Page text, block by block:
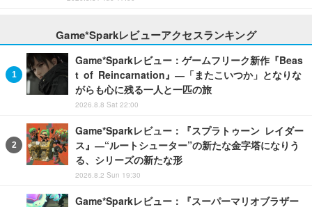
Game*Sparkレビューアクセスランキング
Game*Sparkレビュー：ゲームフリーク新作『Beas
t of Reincarnation』―「またこいつか」となりな
がらも心に残る一人と一匹の旅
2026.8.8 Sat 22:00
Game*Sparkレビュー：『スプラトゥーン レイダー
ス』―“ルートシューター”の新たな金字塔になりう
る、シリーズの新たな形
2026.8.2 Sun 19:30
Game*Sparkレビュー：『スーパーマリオブラザー